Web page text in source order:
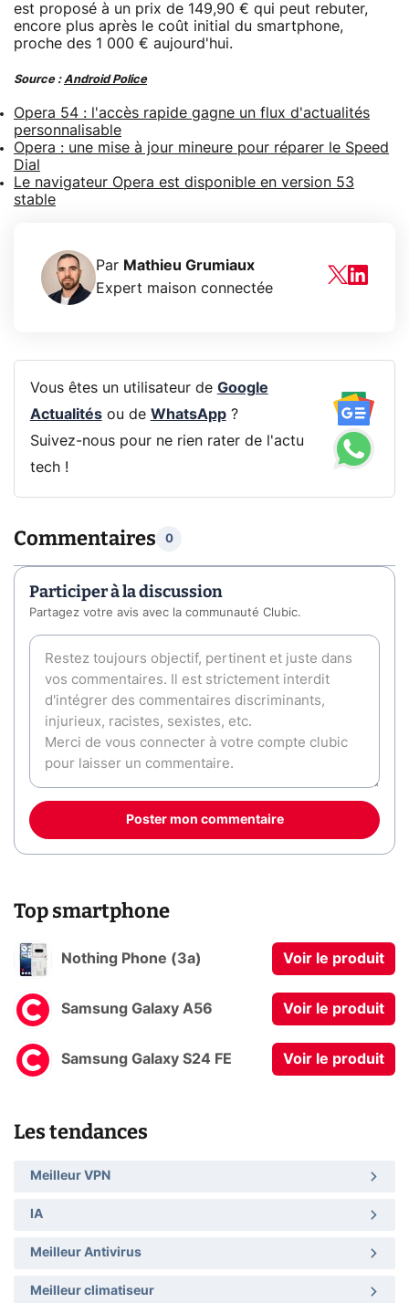
est proposé à un prix de 149,90 € qui peut rebuter,
encore plus après le coût initial du smartphone,
proche des 1 000 € aujourd'hui.
Source :Android Police
Opera 54 : l'accès rapide gagne un flux d'actualités
personnalisable
Opera : une mise à jour mineure pour réparer le Speed
Dial
Le navigateur Opera est disponible en version 53
stable
Par Mathieu Grumiaux
Expert maison connectée
Vous êtes un utilisateur de Google
Actualitésou de WhatsApp?
Suivez-nous pour ne rien rater de l'actu
tech !
Commentaires 0
Participer à la discussion
Partagez votre avis avec la communauté Clubic.
Poster mon commentaire
Top smartphone
Nothing Phone (3a) Voir le produit
Samsung Galaxy A56 Voir le produit
Samsung Galaxy S24 FE Voir le produit
Les tendances
Meilleur VPN
IA
Meilleur Antivirus
Meilleur climatiseur